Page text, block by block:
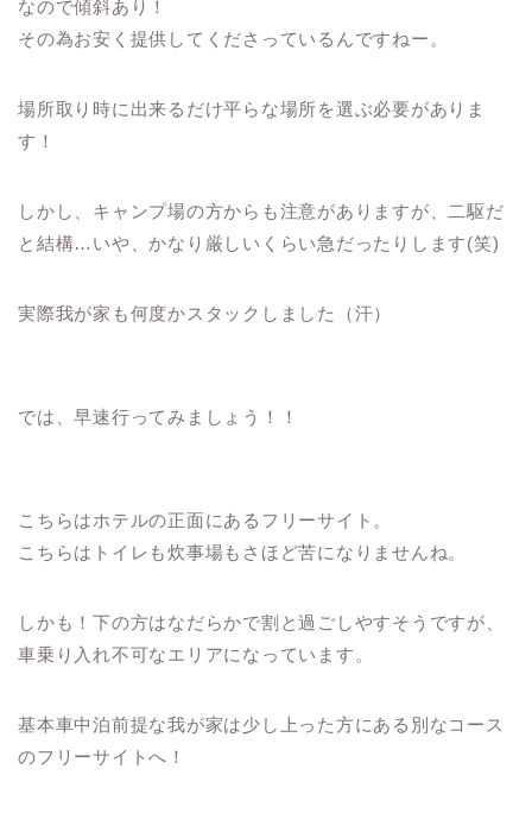
なので傾斜あり！
その為お安く提供してくださっているんですねー。
場所取り時に出来るだけ平らな場所を選ぶ必要がありま
す！
しかし、キャンプ場の方からも注意がありますが、二駆だ
と結構…いや、かなり厳しいくらい急だったりします(笑)
実際我が家も何度かスタックしました（汗）
では、早速行ってみましょう！！
こちらはホテルの正面にあるフリーサイト。
こちらはトイレも炊事場もさほど苦になりませんね。
しかも！下の方はなだらかで割と過ごしやすそうですが、
車乗り入れ不可なエリアになっています。
基本車中泊前提な我が家は少し上った方にある別なコース
のフリーサイトへ！